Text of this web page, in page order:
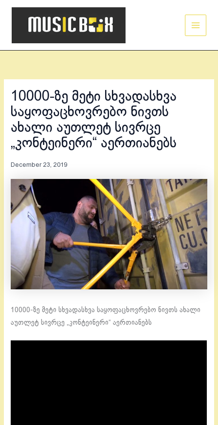
Skip
10000-ზე მეტი სხვადასხვა
საყოფაცხოვრებო ნივთს
ახალი აუთლეტ სივრცე
„კონტეინერი“ აერთიანებს
December 23, 2019
10000-ზე მეტი სხვადასხვა საყოფაცხოვრებო ნივთს ახალი
აუთლეტ სივრცე „კონტეინერი“ აერთიანებს